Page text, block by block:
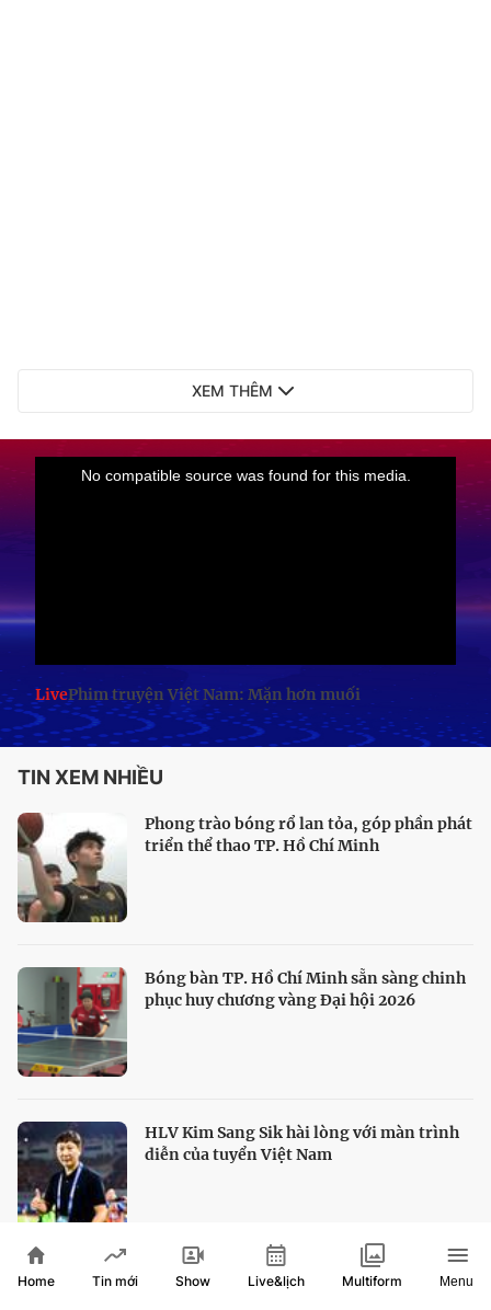
XEM THÊM
LivePhim truyện Việt Nam: Mặn hơn muối
TIN XEM NHIỀU
Phong trào bóng rổ lan tỏa, góp phần phát
triển thể thao TP. Hồ Chí Minh
Bóng bàn TP. Hồ Chí Minh sẵn sàng chinh
phục huy chương vàng Đại hội 2026
HLV Kim Sang Sik hài lòng với màn trình
diễn của tuyển Việt Nam
Thủ môn Vozinha mở chương mới trong
Home Tin mới Show Live&lịch Multiform Menu